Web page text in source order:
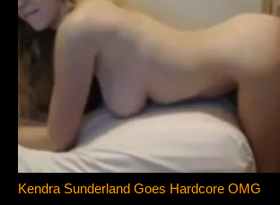
Kendra Sunderland Goes Hardcore OMG